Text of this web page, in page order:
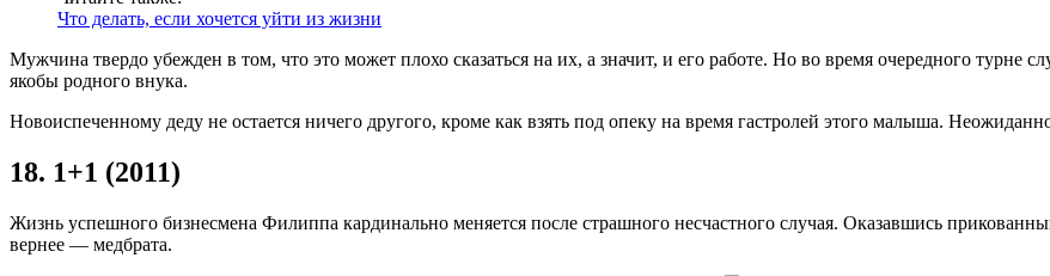
Что делать, если хочется уйти из жизни
Мужчина твердо убежден в том, что это может плохо сказаться на их, а значит, и его работе. Но во время очередного турне
якобы родного внука.
Новоиспеченному деду не остается ничего другого, кроме как взять под опеку на время гастролей этого малыша.
18. 1+1 (2011)
Жизнь успешного бизнесмена Филиппа кардинально меняется после страшного несчастного случая. Оказавшись
вернее — медбрата.